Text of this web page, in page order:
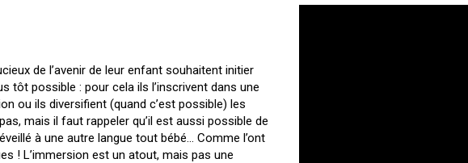
de l’avenir de leur enfant souhaitent initier
tôt possible : pour cela ils l’inscrivent dans une
ou ils diversifient (quand c’est possible) les
mais il faut rappeler qu’il est aussi possible de
à une autre langue tout bébé… Comme l’ont
! L’immersion est un atout, mais pas une